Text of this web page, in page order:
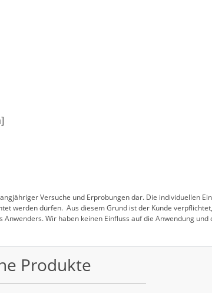
Versuche und Erprobungen dar. Die individuellen
werden dürfen. Aus diesem Grund ist der Kunde
Wir haben keinen Einfluss auf die Anwendung und
Produkte